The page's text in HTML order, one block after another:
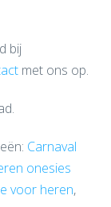
bij
met ons op.
Carnaval
onesies
voor heren,